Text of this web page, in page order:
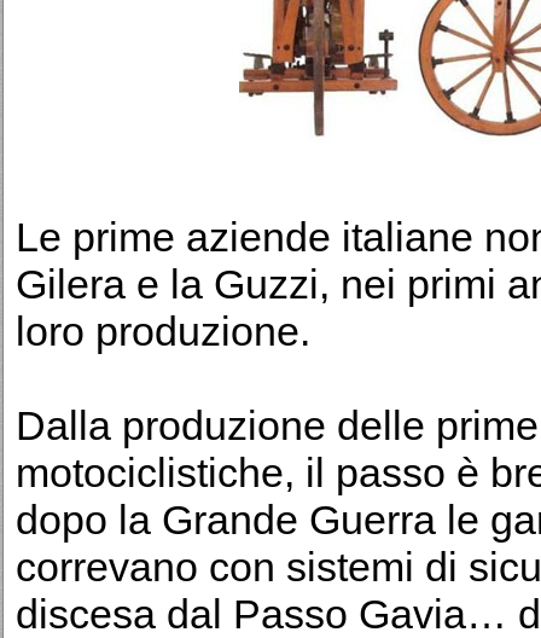
Le prime aziende italiane
Gilera e la Guzzi, nei primi
loro produzione.
Dalla produzione delle
motociclistiche, il passo è
dopo la Grande Guerra le
correvano con sistemi di
discesa dal Passo Gavia…